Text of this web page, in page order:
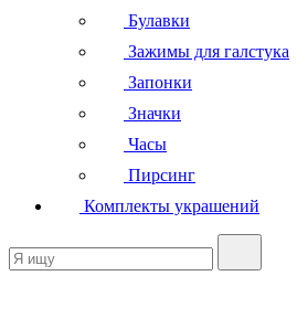
Булавки
Зажимы для галстука
Запонки
Значки
Часы
Пирсинг
Комплекты украшений